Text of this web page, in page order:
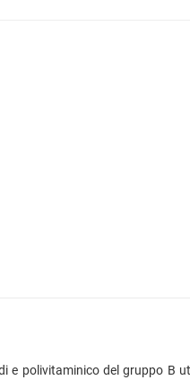
polivitaminico del gruppo B